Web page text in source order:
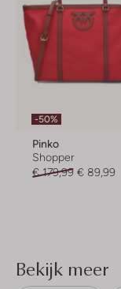
-50%
Pinko
Shopper
€ 179,99 € 89,99
Bekijk meer